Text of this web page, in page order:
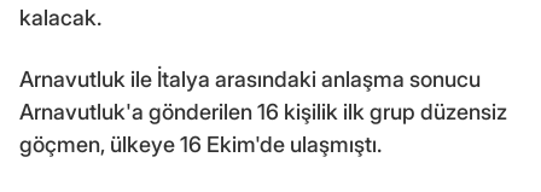
kalacak.
Arnavutluk ile İtalya arasındaki anlaşma sonucu
Arnavutluk'a gönderilen 16 kişilik ilk grup düzensiz
göçmen, ülkeye 16 Ekim'de ulaşmıştı.